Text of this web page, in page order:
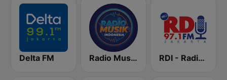
Delta FM Radio Music Indonesia RDI - Radio Dangdut Indonesia 97.1 FM